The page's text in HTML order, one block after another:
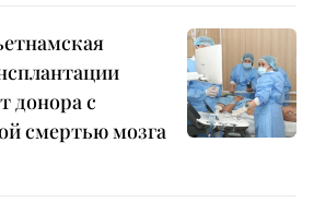
донора с
смертью мозга